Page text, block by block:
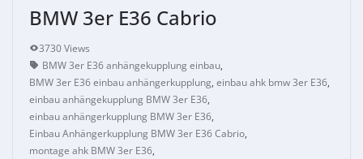
BMW 3er E36 Cabrio
3730 Views
BMW 3er E36 anhängekupplung einbau,
BMW 3er E36 einbau anhängerkupplung, einbau ahk bmw 3er E36,
einbau anhängekupplung BMW 3er E36,
einbau anhängerkupplung BMW 3er E36,
Einbau Anhängerkupplung BMW 3er E36 Cabrio,
montage ahk BMW 3er E36,